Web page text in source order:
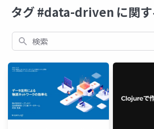
タグ #data-driven に関す
検索